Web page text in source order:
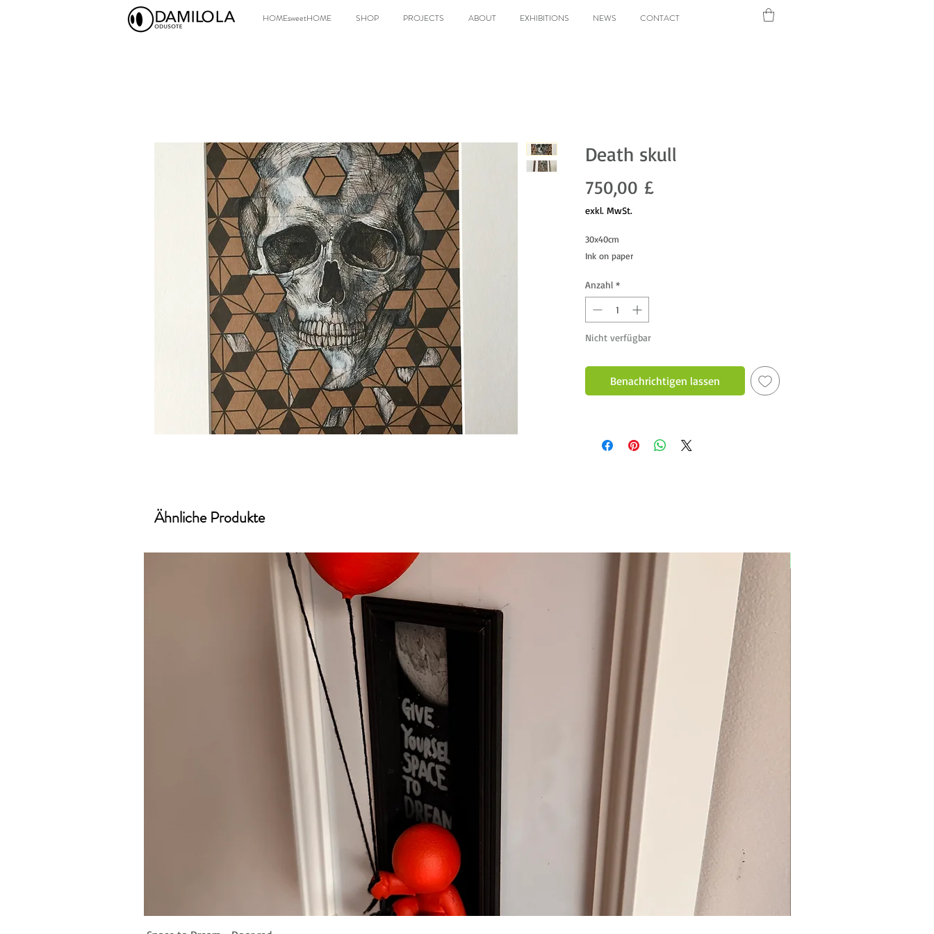
HOMEsweetHOME SHOP PROJECTS ABOUT EXHIBITIONS NEWS CONTACT
Death skull
750,00 £Preis
exkl. MwSt.
30x40cm
Ink on paper
Anzahl *
Nicht verfügbar
Benachrichtigen lassen
Ähnliche Produkte